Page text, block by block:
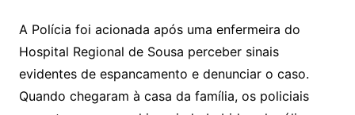
A Polícia foi acionada após uma enfermeira do
Hospital Regional de Sousa perceber sinais
evidentes de espancamento e denunciar o caso.
Quando chegaram à casa da família, os policiais